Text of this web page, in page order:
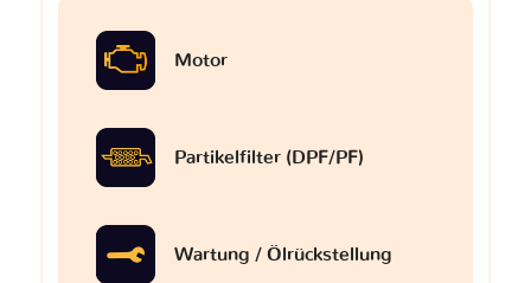
Motor
Partikelfilter (DPF/PF)
Wartung / Ölrückstellung